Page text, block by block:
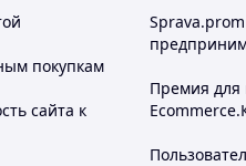
покупкам
сайта к
Премия для